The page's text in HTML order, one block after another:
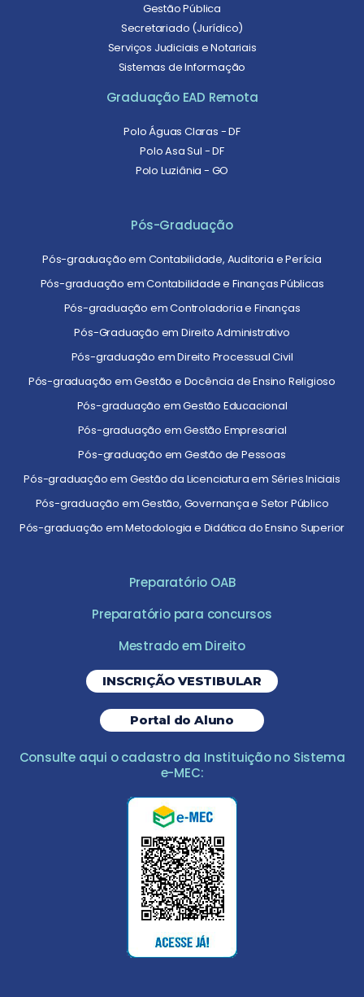
Gestão Pública
Secretariado (Jurídico)
Serviços Judiciais e Notariais
Sistemas de Informação
Graduação EAD Remota
Polo Águas Claras - DF
Polo Asa Sul - DF
Polo Luziânia - GO
Pós-Graduação
Pós-graduação em Contabilidade, Auditoria e Perícia
Pós-graduação em Contabilidade e Finanças Públicas
Pós-graduação em Controladoria e Finanças
Pós-Graduação em Direito Administrativo
Pós-graduação em Direito Processual Civil
Pós-graduação em Gestão e Docência de Ensino Religioso
Pós-graduação em Gestão Educacional
Pós-graduação em Gestão Empresarial
Pós-graduação em Gestão de Pessoas
Pós-graduação em Gestão da Licenciatura em Séries Iniciais
Pós-graduação em Gestão, Governança e Setor Público
Pós-graduação em Metodologia e Didática do Ensino Superior
Preparatório OAB
Preparatório para concursos
Mestrado em Direito
INSCRIÇÃO VESTIBULAR
Portal do Aluno
Consulte aqui o cadastro da Instituição no Sistema
e-MEC: